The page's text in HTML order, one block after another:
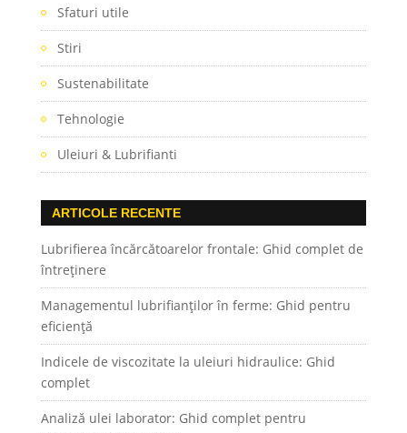
Sfaturi utile
Stiri
Sustenabilitate
Tehnologie
Uleiuri & Lubrifianti
ARTICOLE RECENTE
Lubrifierea încărcătoarelor frontale: Ghid complet de
întreținere
Managementul lubrifianților în ferme: Ghid pentru
eficiență
Indicele de viscozitate la uleiuri hidraulice: Ghid
complet
Analiză ulei laborator: Ghid complet pentru